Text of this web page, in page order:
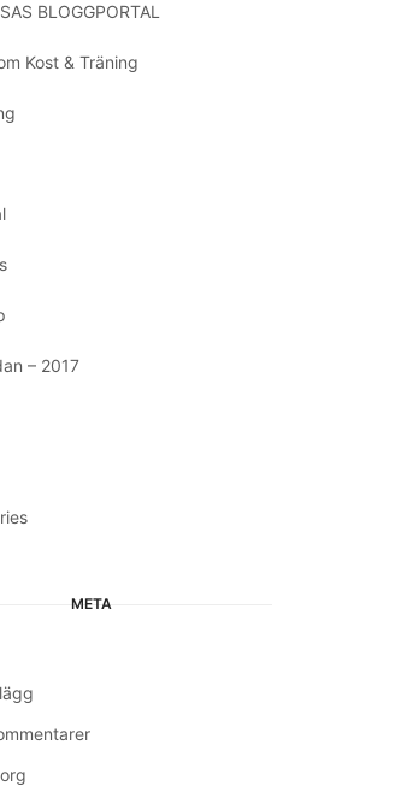
BLOGGPORTAL
Kost & Träning
– 2017
META